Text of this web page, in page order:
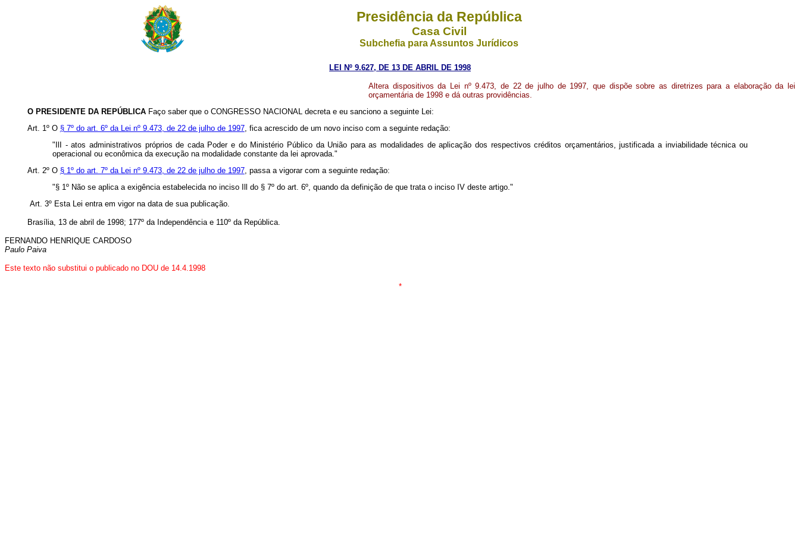
Presidência da República
Casa Civil
Subchefia para Assuntos Jurídicos
LEI Nº 9.627, DE 13 DE ABRIL DE 1998
Altera dispositivos da Lei nº 9.473, de 22 de julho de 1997, que dispõe sobre as diretrizes para a elaboração da lei
orçamentária de 1998 e dá outras providências.
O PRESIDENTE DA REPÚBLICA Faço saber que o CONGRESSO NACIONAL decreta e eu sanciono a seguinte Lei:
Art. 1º O § 7º do art. 6º da Lei nº 9.473, de 22 de julho de 1997, fica acrescido de um novo inciso com a seguinte redação:
"IlI - atos administrativos próprios de cada Poder e do Ministério Público da União para as modalidades de aplicação dos respectivos créditos orçamentários, justificada a inviabilidade técnica ou
operacional ou econômica da execução na modalidade constante da lei aprovada."
Art. 2º O § 1º do art. 7º da Lei nº 9.473, de 22 de julho de 1997, passa a vigorar com a seguinte redação:
"§ 1º Não se aplica a exigência estabelecida no inciso Ill do § 7º do art. 6º, quando da definição de que trata o inciso IV deste artigo."
Art. 3º Esta Lei entra em vigor na data de sua publicação.
Brasília, 13 de abril de 1998; 177º da Independência e 110º da República.
FERNANDO HENRIQUE CARDOSO
Paulo Paiva
Este texto não substitui o publicado no DOU de 14.4.1998
*